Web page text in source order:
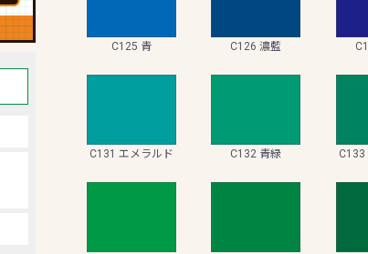
C125 青 C126 濃藍
C131 エメラルド C132 青緑 C133